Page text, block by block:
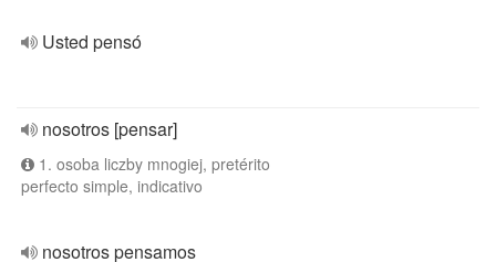
Usted pensó
nosotros [pensar]
1. osoba liczby mnogiej, pretérito
perfecto simple, indicativo
nosotros pensamos